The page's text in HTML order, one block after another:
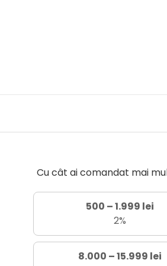
Cu cât ai comandat mai
500 – 1.999 lei
2%
8.000 – 15.999 lei